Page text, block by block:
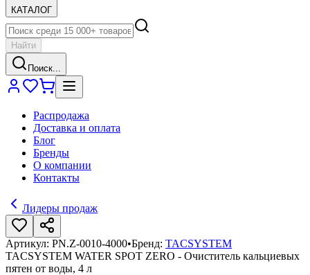
КАТАЛОГ
Найти
Поиск...
Распродажа
Доставка и оплата
Блог
Бренды
О компании
Контакты
Лидеры продаж
Артикул: PN.Z-0010-4000•Бренд: TACSYSTEM
TACSYSTEM WATER SPOT ZERO - Очиститель кальциевых
пятен от воды, 4 л